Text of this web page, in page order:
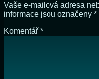
Vaše e-mailová adresa
informace jsou označeny *
Komentář *